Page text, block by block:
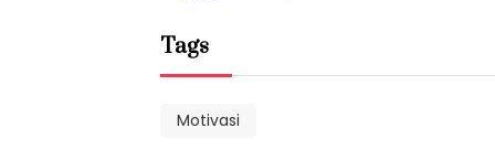
Tags
Motivasi